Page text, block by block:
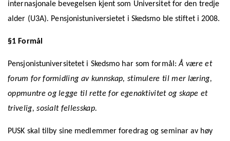
internasjonale bevegelsen kjent som Universitet for den tredje
alder (U3A). Pensjonistuniversietet i Skedsmo ble stiftet i 2008.
§1 Formål
Pensjonistuniversitetet i Skedsmo har som formål:Å være et
forum for formidling av kunnskap, stimulere til mer læring,
oppmuntre og legge til rette for egenaktivitet og skape et
trivelig, sosialt fellesskap.
PUSK skal tilby sine medlemmer foredrag og seminar av høy